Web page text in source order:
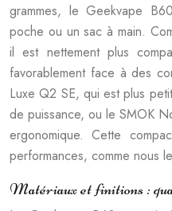
grammes, le Geekvape
poche ou un sac à main.
il est nettement plus
favorablement face à des
Luxe Q2 SE, qui est plus
de puissance, ou le SMOK
ergonomique. Cette
performances, comme nous
Matériaux et finitions :